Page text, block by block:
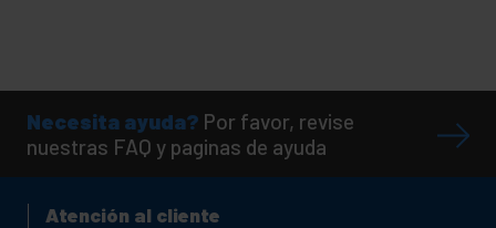
Necesita ayuda? Por favor, revise
nuestras FAQ y paginas de ayuda
Atención al cliente